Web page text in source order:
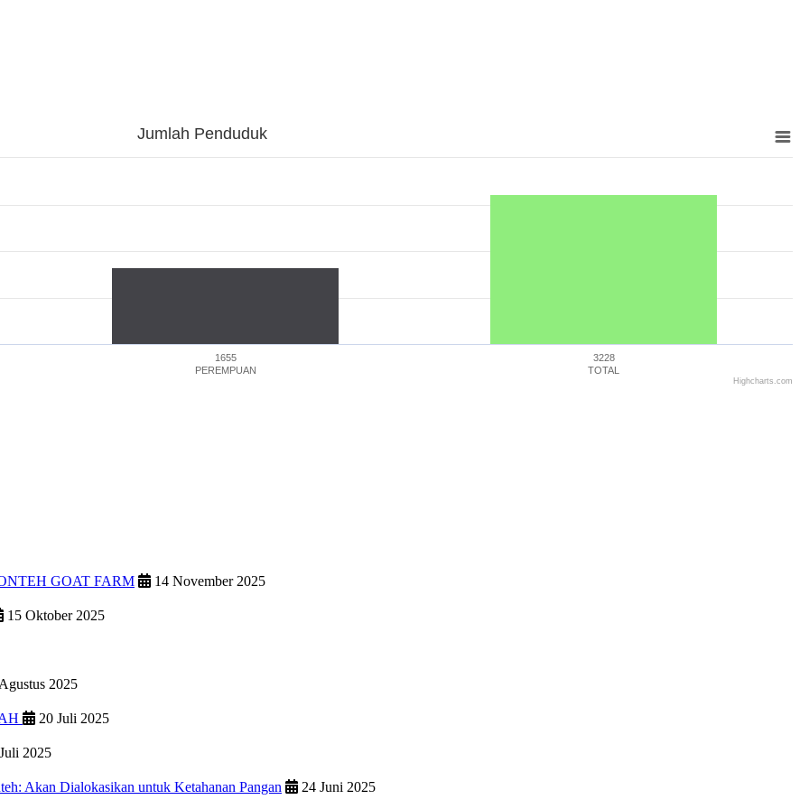
Jumlah Penduduk
1655
PEREMPUAN
3228
TOTAL
Highcharts.com
GOAT FARM 14 November 2025
15 Oktober 2025
2025
20 Juli 2025
2025
Akan Dialokasikan untuk Ketahanan Pangan 24 Juni 2025